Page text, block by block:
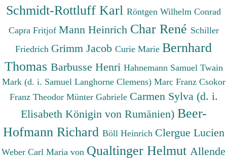
Schmidt-Rottluff Karl Röntgen Wilhelm Conrad
Capra Fritjof Mann Heinrich Char René Schiller
Friedrich Grimm Jacob Curie Marie Bernhard
Thomas Barbusse Henri Hahnemann Samuel Twain
Mark (d. i. Samuel Langhorne Clemens) Marc Franz Csokor
Franz Theodor Münter Gabriele Carmen Sylva (d. i.
Elisabeth Königin von Rumänien) Beer-
Hofmann Richard Böll Heinrich Clergue Lucien
Weber Carl Maria von Qualtinger Helmut Allende